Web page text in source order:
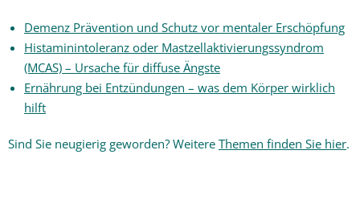
Demenz Prävention und Schutz vor mentaler Erschöpfung
Histaminintoleranz oder Mastzellaktivierungssyndrom
(MCAS) – Ursache für diffuse Ängste
Ernährung bei Entzündungen – was dem Körper wirklich
hilft
Sind Sie neugierig geworden? Weitere Themen finden Sie hier.